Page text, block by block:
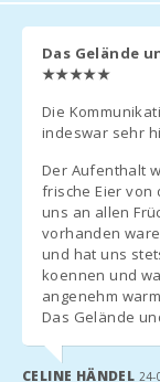
Пляж Кала
Марсал (км):
пляжу (км):
Калета Кала
Мільор (kм):
Відстань до
ресторанів (м):
Місто Алкудія
(км):
Місто Феланіткс
(км):
Його вартість
Перші 8 днів по
Туристичний збір
ДОДАТКОВА
Будь ласка,
організації
провести
обов′язкові
Das Gelände
★★★★★
Die
indeswar sehr
Der Aufenthalt
frische Eier von
uns an allen
vorhanden
und hat uns
koennen und
angenehm
Das Gelände
CELINE HÄNDEL 24-